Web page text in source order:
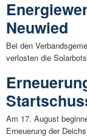
Neuwied
Bei den
verlosten die
Am 17. August
Erneuerung der